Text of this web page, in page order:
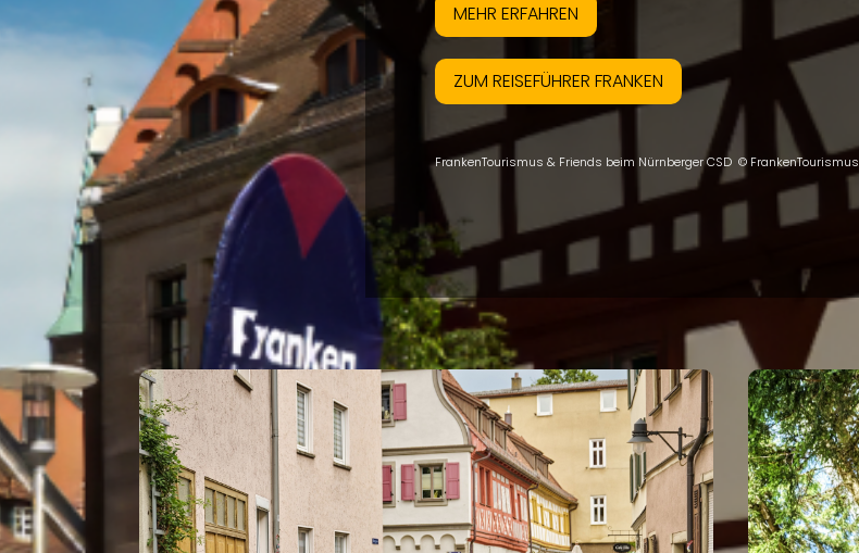
MEHR ERFAHREN
ZUM REISEFÜHRER FRANKEN
FrankenTourismus & Friends beim Nürnberger CSD © FrankenTourismus